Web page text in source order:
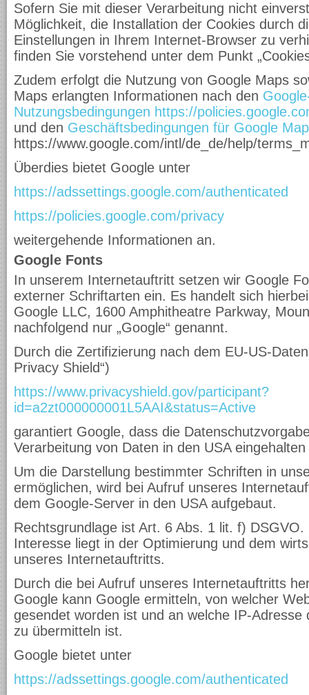
Sofern Sie mit dieser Verarbeitung nicht
Möglichkeit, die Installation der Cookies durch
Einstellungen in Ihrem Internet-Browser zu
finden Sie vorstehend unter dem Punkt
Zudem erfolgt die Nutzung von Google Maps
Maps erlangten Informationen nach den
Nutzungsbedingungen https://
und den Geschäftsbedingungen für Google
https://www.google.com/intl/de_de/help/
Überdies bietet Google unter
https://adssettings.google.com/authenticated
https://policies.google.com/privacy
weitergehende Informationen an.
Google Fonts
In unserem Internetauftritt setzen wir Google
externer Schriftarten ein. Es handelt sich
Google LLC, 1600 Amphitheatre Parkway,
nachfolgend nur „Google“ genannt.
Durch die Zertifizierung nach dem EU-US-
Privacy Shield“)
https://www.privacyshield.gov/participant?
id=a2zt000000001L5AAI&status=Active
garantiert Google, dass die
Verarbeitung von Daten in den USA
Um die Darstellung bestimmter Schriften in
ermöglichen, wird bei Aufruf unseres
dem Google-Server in den USA aufgebaut.
Rechtsgrundlage ist Art. 6 Abs. 1 lit. f)
Interesse liegt in der Optimierung und dem
unseres Internetauftritts.
Durch die bei Aufruf unseres Internetauftritts
Google kann Google ermitteln, von welcher
gesendet worden ist und an welche IP-Adresse
zu übermitteln ist.
Google bietet unter
https://adssettings.google.com/authenticated